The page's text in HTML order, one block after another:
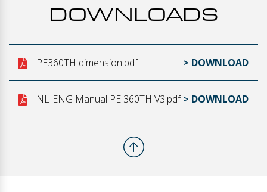
DOWNLOADS
PE360TH dimension.pdf > DOWNLOAD
NL-ENG Manual PE 360TH V3.pdf > DOWNLOAD